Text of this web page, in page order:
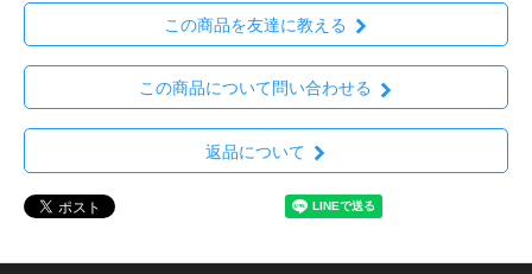
この商品を友達に教える
この商品について問い合わせる
返品について